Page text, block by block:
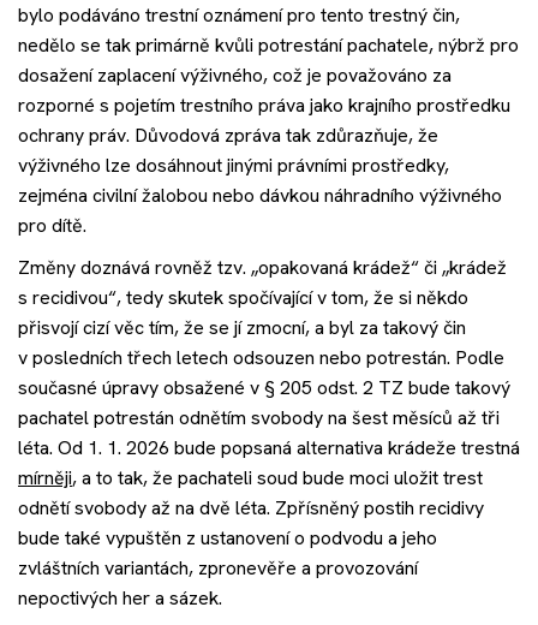
bylo podáváno trestní oznámení pro tento trestný čin,
nedělo se tak primárně kvůli potrestání pachatele, nýbrž pro
dosažení zaplacení výživného, což je považováno za
rozporné s pojetím trestního práva jako krajního prostředku
ochrany práv. Důvodová zpráva tak zdůrazňuje, že
výživného lze dosáhnout jinými právními prostředky,
zejména civilní žalobou nebo dávkou náhradního výživného
pro dítě.
Změny doznává rovněž tzv. „opakovaná krádež“ či „krádež
s recidivou“, tedy skutek spočívající v tom, že si někdo
přisvojí cizí věc tím, že se jí zmocní, a byl za takový čin
v posledních třech letech odsouzen nebo potrestán. Podle
současné úpravy obsažené v § 205 odst. 2 TZ bude takový
pachatel potrestán odnětím svobody na šest měsíců až tři
léta. Od 1. 1. 2026 bude popsaná alternativa krádeže trestná
mírněji, a to tak, že pachateli soud bude moci uložit trest
odnětí svobody až na dvě léta. Zpřísněný postih recidivy
bude také vypuštěn z ustanovení o podvodu a jeho
zvláštních variantách, zpronevěře a provozování
nepoctivých her a sázek.